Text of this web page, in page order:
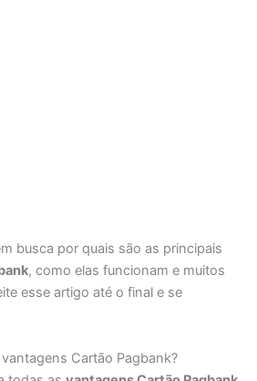
busca por quais são as principais
, como elas funcionam e muitos
esse artigo até o final e se
Cartão Pagbank?